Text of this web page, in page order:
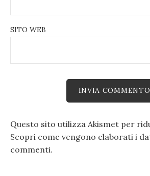
SITO WEB
Questo sito utilizza Akismet per
Scopri come vengono elaborati i
commenti.